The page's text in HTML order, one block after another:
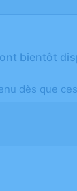
bientôt
dès que